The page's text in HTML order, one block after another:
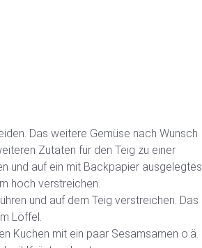
Das weitere Gemüse nach Wunsch
Zutaten für den Teig zu einer
und auf ein mit Backpapier ausgelegtes
hoch verstreichen.
und auf dem Teig verstreichen. Das
Löffel.
Kuchen mit ein paar Sesamsamen o.ä.